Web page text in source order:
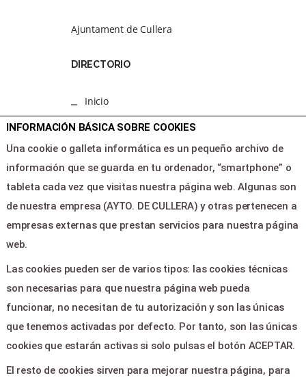
Ajuntament de Cullera
DIRECTORIO
Inicio
Programacion
Area clientes
Contacto
LEGAL & PAGOS
Política de privacidad
Contactar
CONTACTO
INFORMACIÓN BÁSICA SOBRE COOKIES
Una cookie o galleta informática es un pequeño archivo de
información que se guarda en tu ordenador, “smartphone” o
tableta cada vez que visitas nuestra página web. Algunas son
de nuestra empresa (AYTO. DE CULLERA) y otras pertenecen a
empresas externas que prestan servicios para nuestra página
web.
Las cookies pueden ser de varios tipos: las cookies técnicas
son necesarias para que nuestra página web pueda
funcionar, no necesitan de tu autorización y son las únicas
que tenemos activadas por defecto. Por tanto, son las únicas
cookies que estarán activas si solo pulsas el botón ACEPTAR.
El resto de cookies sirven para mejorar nuestra página, para